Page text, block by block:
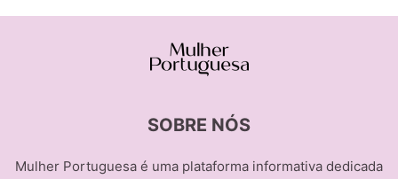
SOBRE NÓS
Mulher Portuguesa é uma plataforma informativa dedicada